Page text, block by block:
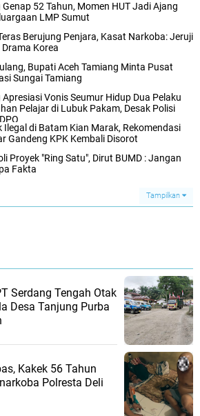
52 Tahun, Momen HUT Jadi Ajang
LMP Sumut
Berujung Penjara, Kasat Narkoba: Jeruji
Drama Korea
Bupati Aceh Tamiang Minta Pusat
Sungai Tamiang
Apresiasi Vonis Seumur Hidup Dua Pelaku
Pelajar di Lubuk Pakam, Desak Polisi
Ilegal di Batam Kian Marak, Rekomendasi
Gandeng KPK Kembali Disorot
Proyek "Ring Satu", Dirut BUMD : Jangan
Fakta
Tampilkan
Serdang Tengah Otak
Desa Tanjung Purba
Kakek 56 Tahun
Polresta Deli